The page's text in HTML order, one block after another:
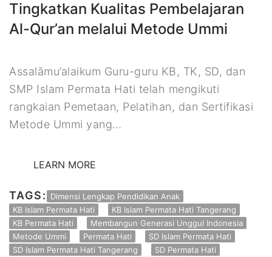
Tingkatkan Kualitas Pembelajaran
Al-Qur’an melalui Metode Ummi
Assalāmu’alaikum Guru-guru KB, TK, SD, dan
SMP Islam Permata Hati telah mengikuti
rangkaian Pemetaan, Pelatihan, dan Sertifikasi
Metode Ummi yang…
LEARN MORE
TAGS:
Dimensi Lengkap Pendidikan Anak
KB Islam Permata Hati
KB Islam Permata Hati Tangerang
KB Permata Hati
Membangun Generasi Unggul Indonesia
Metode Ummi
Permata Hati
SD Islam Permata Hati
SD Islam Permata Hati Tangerang
SD Permata Hati